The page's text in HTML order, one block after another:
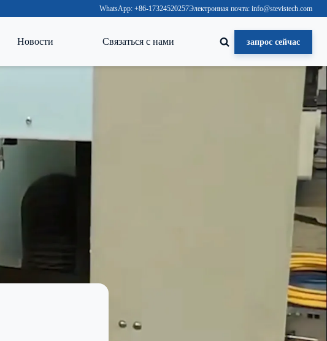
WhatsApp: +86-17324520257Электронная почта: info@stevistech.com
Новости Связаться с нами запрос сейчас